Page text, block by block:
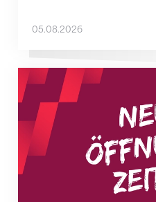
05.08.2026
Neue Empfangszeiten